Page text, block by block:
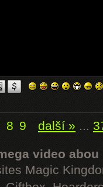
8 9 další » ...
video abou
Magic